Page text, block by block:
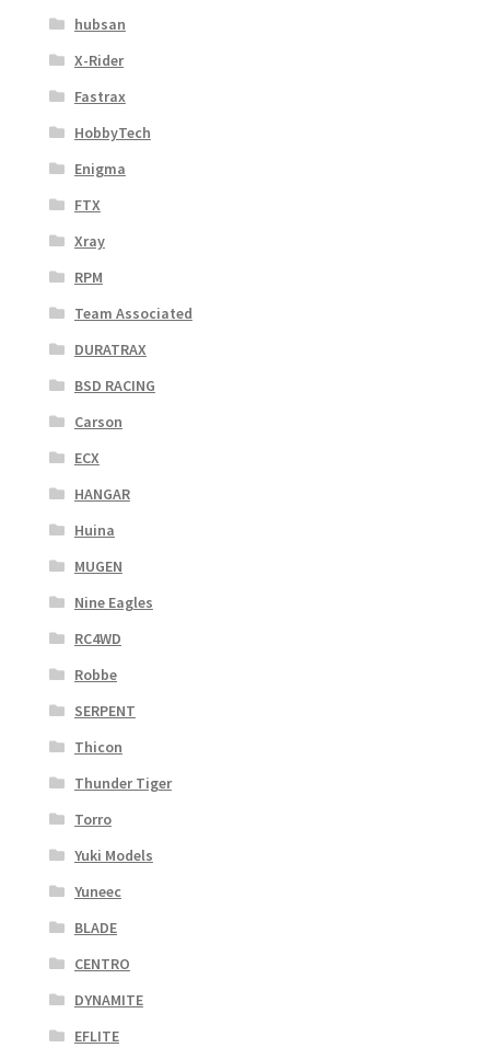
hubsan
X-Rider
Fastrax
HobbyTech
Enigma
FTX
Xray
RPM
Team Associated
DURATRAX
BSD RACING
Carson
ECX
HANGAR
Huina
MUGEN
Nine Eagles
RC4WD
Robbe
SERPENT
Thicon
Thunder Tiger
Torro
Yuki Models
Yuneec
BLADE
CENTRO
DYNAMITE
EFLITE